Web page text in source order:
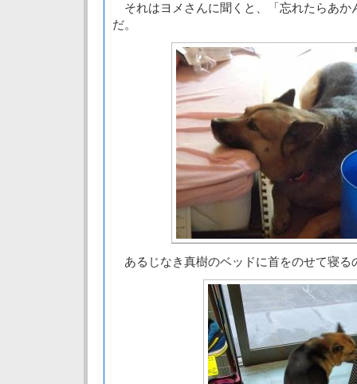
それはヨメさんに聞くと、「忘れたらあか
だ。
あるじなき真樹のベッドに首をのせて寝る